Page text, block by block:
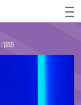
מתוך: